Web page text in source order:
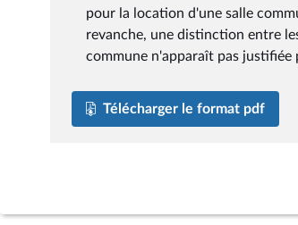
pour la location d'une salle
revanche, une distinction entre
commune n'apparaît pas
Télécharger le format pdf